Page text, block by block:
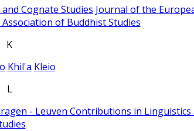
Cognate Studies Journal of the
of Buddhist Studies
K
Khil'a Kleio
L
- Leuven Contributions in